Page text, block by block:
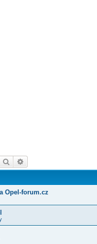
Hledat
Opel-forum.cz